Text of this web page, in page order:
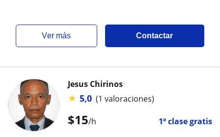
ver más Contactar
$15/h 1ª clase gratis
Jesus Chirinos
★ 5,0 (1 valoraciones)